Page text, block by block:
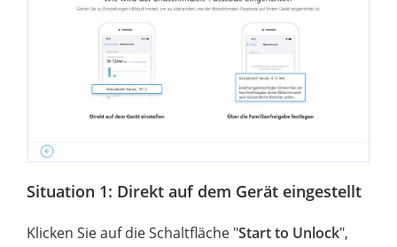
Situation 1: Direkt auf dem Gerät eingestellt
Klicken Sie auf die Schaltfläche "Start to Unlock",